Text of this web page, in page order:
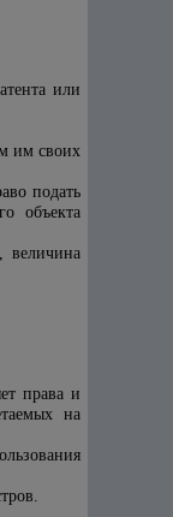
или
им своих
подать
объекта
величина
права и
на